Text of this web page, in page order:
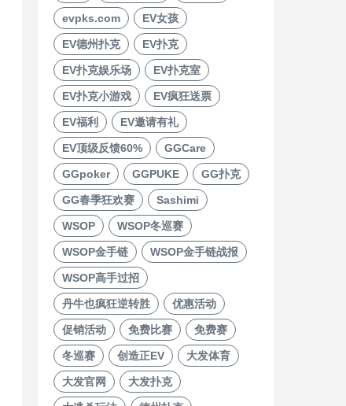
evpks.com EV女孩
EV德州扑克 EV扑克
EV扑克娱乐场 EV扑克室
EV扑克小游戏 EV疯狂送票
EV福利 EV邀请有礼
EV顶级反馈60% GGCare
GGpoker GGPUKE GG扑克
GG春季狂欢赛 Sashimi
WSOP WSOP冬巡赛
WSOP金手链 WSOP金手链战报
WSOP高手过招
丹牛也疯狂逆转胜 优惠活动
促销活动 免费比赛 免费赛
冬巡赛 创造正EV 大发体育
大发官网 大发扑克